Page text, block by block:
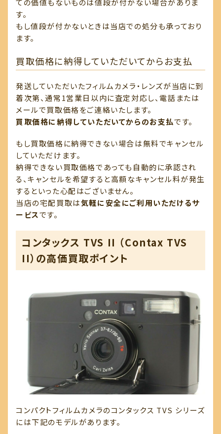
ての価値もないものは値段が付かない場合がありま
す。
もし値段が付かないときは当店での処分も承っており
ます。
買取価格に納得していただいてからお支払
発送していただいたフィルムカメラ・レンズが当店に到
着次第、通常1営業日以内に査定対応し、電話または
メールで買取価格をご連絡いたします。
買取価格に納得していただいてからのお支払です。
もし買取価格に納得できない場合は無料でキャンセル
していただけます。
納得できない買取価格であっても自動的に承認され
る、キャンセルを希望すると高額なキャンセル料が発生
するといった心配はございません。
当店の宅配買取は気軽に安全にご利用いただけるサ
ービスです。
コンタックス TVS II （Contax TVS
II）の高価買取ポイント
コンパクトフィルムカメラのコンタックス TVS シリーズ
には下記のモデルがあります。